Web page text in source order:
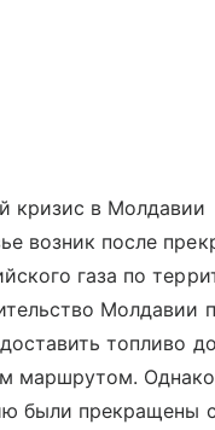
кризис в Молдавии
возник после
газа по
Молдавии
топливо
маршрутом.
были прекращены